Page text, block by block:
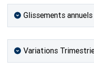
Glissements
Variations